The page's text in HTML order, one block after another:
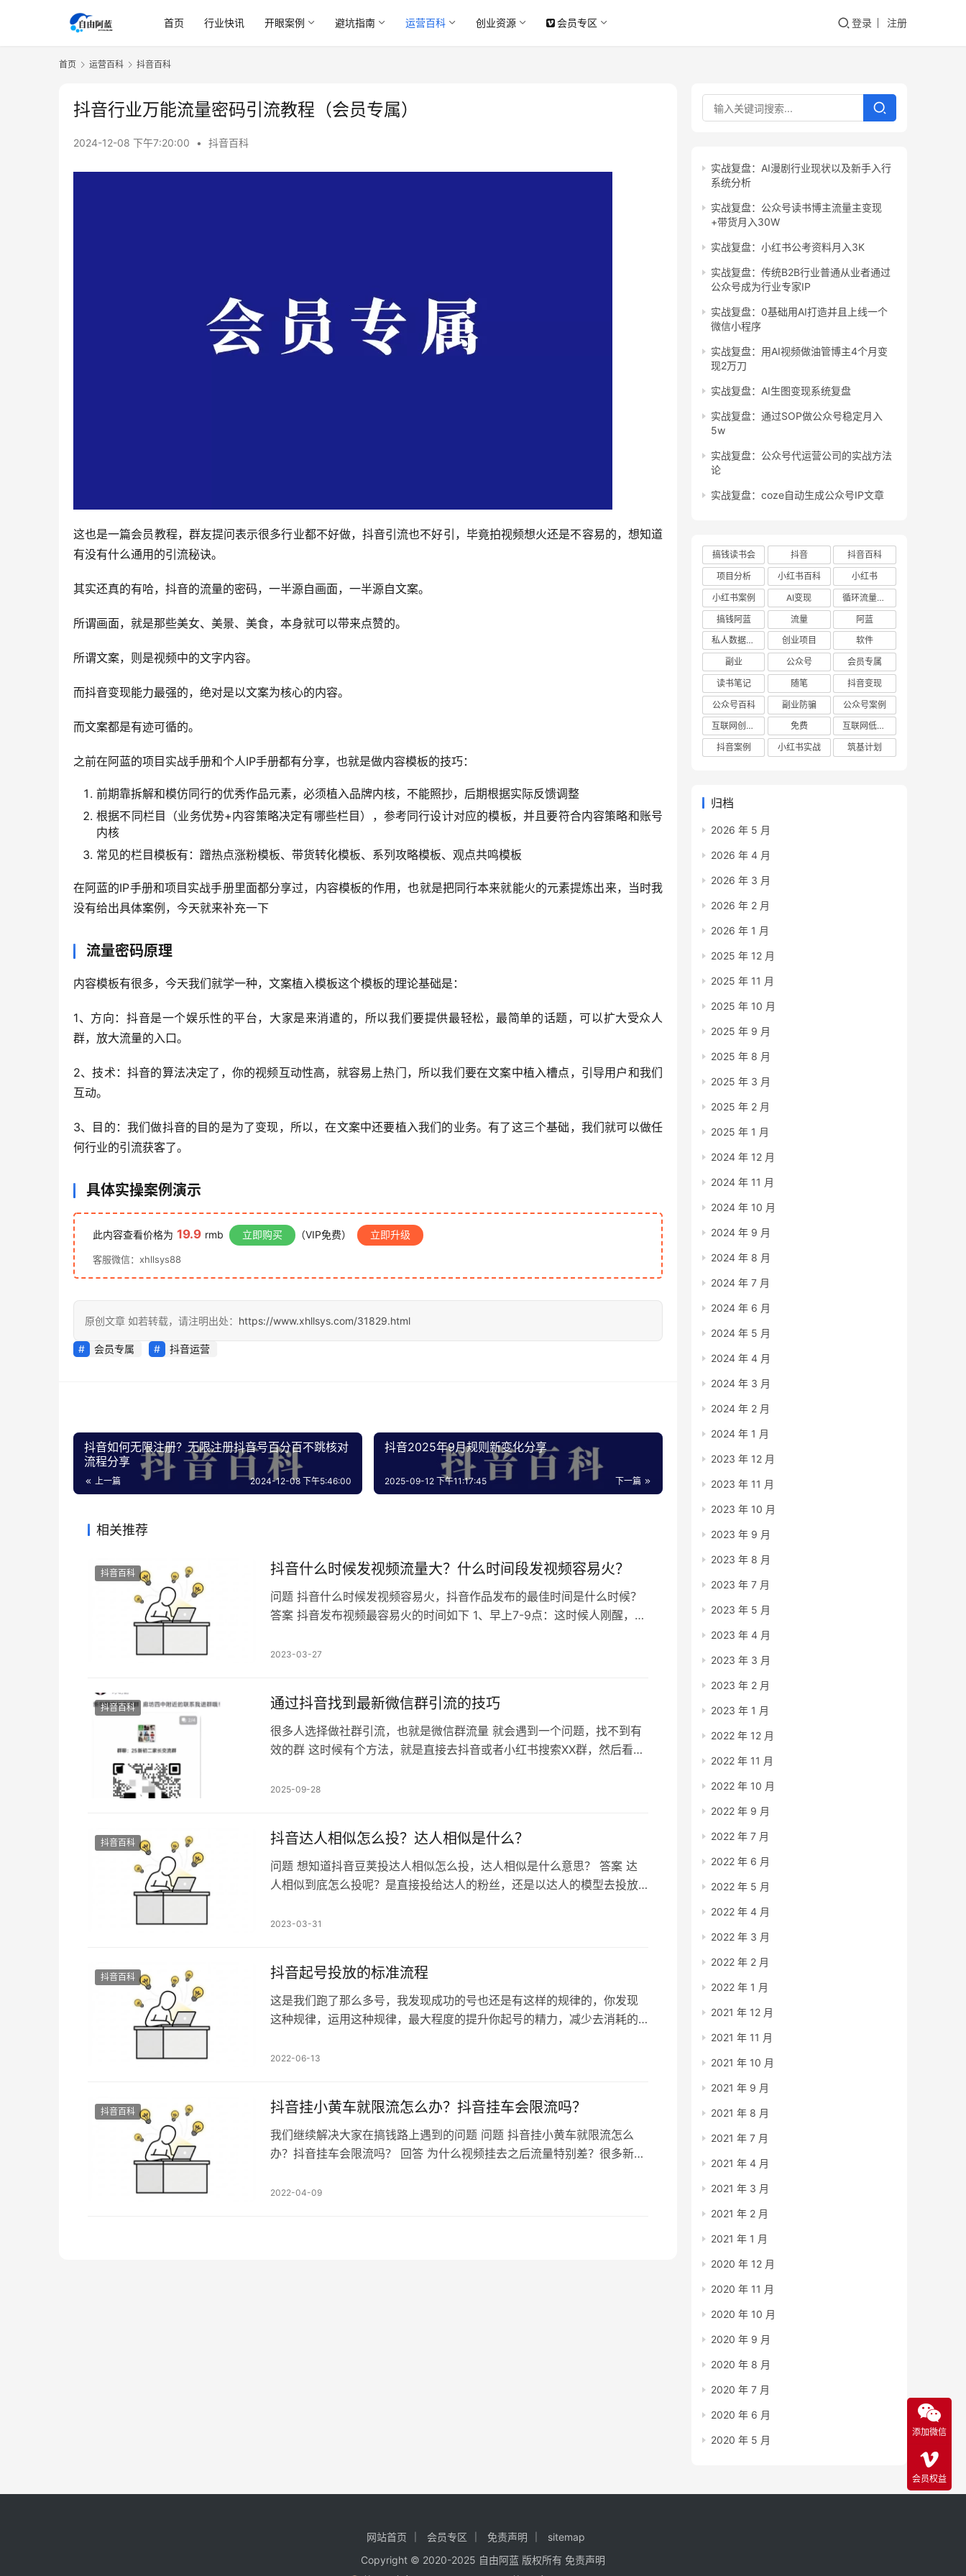
首页 行业快讯 开眼案例 避坑指南 运营百科 创业资源 会员专区 登录 注册
首页 运营百科 抖音百科
抖音行业万能流量密码引流教程（会员专属）
2024-12-08 下午7:20:00 • 抖音百科
这也是一篇会员教程，群友提问表示很多行业都不好做，抖音引流也不好引，毕竟拍视频想火还是不容易的，想知道
有没有什么通用的引流秘诀。
其实还真的有哈，抖音的流量的密码，一半源自画面，一半源自文案。
所谓画面，就是那些美女、美景、美食，本身就可以带来点赞的。
所谓文案，则是视频中的文字内容。
而抖音变现能力最强的，绝对是以文案为核心的内容。
而文案都是有迹可循的。
之前在阿蓝的项目实战手册和个人IP手册都有分享，也就是做内容模板的技巧：
前期靠拆解和模仿同行的优秀作品元素，必须植入品牌内核，不能照抄，后期根据实际反馈调整
根据不同栏目（业务优势+内容策略决定有哪些栏目），参考同行设计对应的模板，并且要符合内容策略和账号
内核
常见的栏目模板有：蹭热点涨粉模板、带货转化模板、系列攻略模板、观点共鸣模板
在阿蓝的IP手册和项目实战手册里面都分享过，内容模板的作用，也就是把同行本来就能火的元素提炼出来，当时我
没有给出具体案例，今天就来补充一下
流量密码原理
内容模板有很多，今天我们就学一种，文案植入模板这个模板的理论基础是：
1、方向：抖音是一个娱乐性的平台，大家是来消遣的，所以我们要提供最轻松，最简单的话题，可以扩大受众人
群，放大流量的入口。
2、技术：抖音的算法决定了，你的视频互动性高，就容易上热门，所以我们要在文案中植入槽点，引导用户和我们
互动。
3、目的：我们做抖音的目的是为了变现，所以，在文案中还要植入我们的业务。有了这三个基础，我们就可以做任
何行业的引流获客了。
具体实操案例演示
此内容查看价格为 19.9 rmb 立即购买 （VIP免费） 立即升级
客服微信：xhllsys88
原创文章 如若转载，请注明出处： https://www.xhllsys.com/31829.html
会员专属 抖音运营
抖音如何无限注册？无限注册抖音号百分百不跳核对
流程分享
上一篇 2024-12-08 下午5:46:00
抖音2025年9月规则新变化分享
下一篇
2025-09-12 下午11:17:45
相关推荐
抖音百科 抖音什么时候发视频流量大？什么时间段发视频容易火？
问题 抖音什么时候发视频容易火，抖音作品发布的最佳时间是什么时候？
答案 抖音发布视频最容易火的时间如下 1、早上7-9点：这时候人刚醒，喜
这时候适合发布学习类，娱乐性的视频内容 2、中午12-14点，这时候的人
2023-03-27
抖音百科 通过抖音找到最新微信群引流的技巧
很多人选择做社群引流，也就是微信群流量 就会遇到一个问题，找不到有
效的群 这时候有个方法，就是直接去抖音或者小红书搜索XX群，然后看最
音引流其实可以直接方法二维码 现在这个东西可以直接利用起来，潜伏进
2025-09-28
抖音百科 抖音达人相似怎么投？达人相似是什么？
问题 想知道抖音豆荚投达人相似怎么投，达人相似是什么意思？ 答案 达
人相似到底怎么投呢？是直接投给达人的粉丝，还是以达人的模型去投放
投达人粉丝了，这也就是为什么会出现定向范围过窄的原因，因为该达人
2023-03-31
抖音百科 抖音起号投放的标准流程
这是我们跑了那么多号，我发现成功的号也还是有这样的规律的，你发现
这种规律，运用这种规律，最大程度的提升你起号的精力，减少去消耗的
虹吸效应，因为没有设置前端引流课，私域不起量。 2、内容体系与大号
2022-06-13
抖音百科 抖音挂小黄车就限流怎么办？抖音挂车会限流吗？
我们继续解决大家在搞钱路上遇到的问题 问题 抖音挂小黄车就限流怎么
办？抖音挂车会限流吗？ 回答 为什么视频挂去之后流量特别差？很多新号
奋地发了个带货视频，然后发现流量一落千丈。 正常很多大号也一样，挂
2022-04-09
实战复盘：AI漫剧行业现状以及新手入行
系统分析
实战复盘：公众号读书博主流量主变现
+带货月入30W
实战复盘：小红书公考资料月入3K
实战复盘：传统B2B行业普通从业者通过
公众号成为行业专家IP
实战复盘：0基础用AI打造并且上线一个
微信小程序
实战复盘：用AI视频做油管博主4个月变
现2万刀
实战复盘：AI生图变现系统复盘
实战复盘：通过SOP做公众号稳定月入
5w
实战复盘：公众号代运营公司的实战方法
论
实战复盘：coze自动生成公众号IP文章
搞钱读书会 抖音
抖音百科
项目分析
小红书百科
小红书
小红书案例
AI变现
循环流量实验室
搞钱阿蓝
流量
阿蓝
私人数据库项目
创业项目
软件
副业
公众号
会员专属
读书笔记
随笔
抖音变现
公众号百科
副业防骗
公众号案例
互联网创业项目
免费
互联网低成本创业项目
抖音案例
小红书实战 筑基计划
归档
2026 年 5 月
2026 年 4 月
2026 年 3 月
2026 年 2 月
2026 年 1 月
2025 年 12 月
2025 年 11 月
2025 年 10 月
2025 年 9 月
2025 年 8 月
2025 年 3 月
2025 年 2 月
2025 年 1 月
2024 年 12 月
2024 年 11 月
2024 年 10 月
2024 年 9 月
2024 年 8 月
2024 年 7 月
2024 年 6 月
2024 年 5 月
2024 年 4 月
2024 年 3 月
2024 年 2 月
2024 年 1 月
2023 年 12 月
2023 年 11 月
2023 年 10 月
2023 年 9 月
2023 年 8 月
2023 年 7 月
2023 年 5 月
2023 年 4 月
2023 年 3 月
2023 年 2 月
2023 年 1 月
2022 年 12 月
2022 年 11 月
2022 年 10 月
2022 年 9 月
2022 年 7 月
2022 年 6 月
2022 年 5 月
2022 年 4 月
2022 年 3 月
2022 年 2 月
2022 年 1 月
2021 年 12 月
2021 年 11 月
2021 年 10 月
2021 年 9 月
2021 年 8 月
2021 年 7 月
2021 年 4 月
2021 年 3 月
2021 年 2 月
2021 年 1 月
2020 年 12 月
2020 年 11 月
2020 年 10 月
2020 年 9 月
2020 年 8 月
2020 年 7 月
2020 年 6 月
2020 年 5 月
网站首页 会员专区 免责声明
sitemap
Copyright © 2020-2025 自由阿蓝 版权所有 免责声明
添加微信
会员权益